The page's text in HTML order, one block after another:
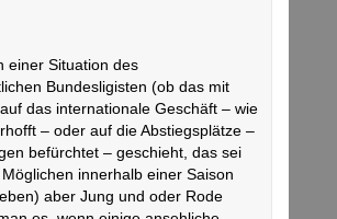
einer Situation des
Bundesligisten (ob das mit
das internationale Geschäft – wie
– oder auf die Abstiegsplätze –
befürchtet – geschieht, das sei
innerhalb einer Saison
aber Jung und oder Rode